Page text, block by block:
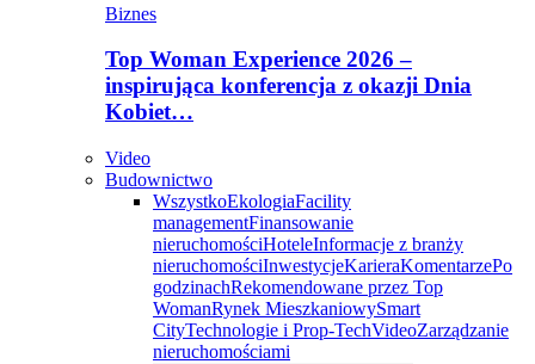
Biznes
Top Woman Experience 2026 –
inspirująca konferencja z okazji Dnia
Kobiet…
Video
Budownictwo
WszystkoEkologiaFacility
managementFinansowanie
nieruchomościHoteleInformacje z branży
nieruchomościInwestycjeKarieraKomentarzePo
godzinachRekomendowane przez Top
WomanRynek MieszkaniowySmart
CityTechnologie i Prop-TechVideoZarządzanie
nieruchomościami